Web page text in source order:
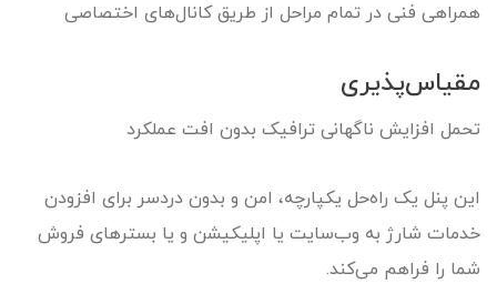
همراهی فنی در تمام مراحل از طریق کانال‌های اختصاصی
مقیاس‌پذیری
تحمل افزایش ناگهانی ترافیک بدون افت عملکرد
این پنل یک راه‌حل یکپارچه، امن و بدون دردسر برای افزودن
خدمات شارژ به وب‌سایت یا اپلیکیشن و یا بسترهای فروش
شما را فراهم می‌کند.